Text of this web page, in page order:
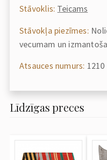
Stāvoklis: Teicams
Stāvokļa piezīmes:
vecumam un
Atsauces numurs: 1210
Līdzīgas preces